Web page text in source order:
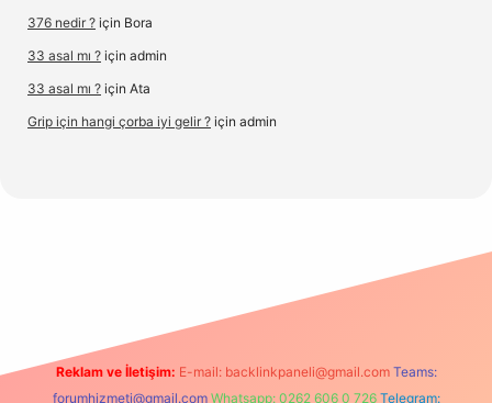
376 nedir ? için Bora
33 asal mı ? için admin
33 asal mı ? için Ata
Grip için hangi çorba iyi gelir ? için admin
Reklam ve İletişim: E-mail: backlinkpaneli@gmail.com Teams:
forumhizmeti@gmail.com Whatsapp: 0262 606 0 726 Telegram: